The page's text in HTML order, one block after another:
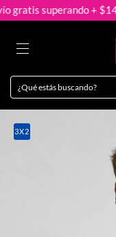
superando +
3X2